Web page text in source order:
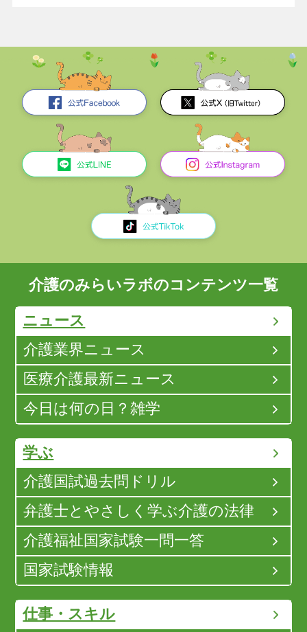
介護のみらいラボのコンテンツ一覧
ニュース
介護業界ニュース
医療介護最新ニュース
今日は何の日？雑学
学ぶ
介護国試過去問ドリル
弁護士とやさしく学ぶ介護の法律
介護福祉国家試験一問一答
国家試験情報
仕事・スキル